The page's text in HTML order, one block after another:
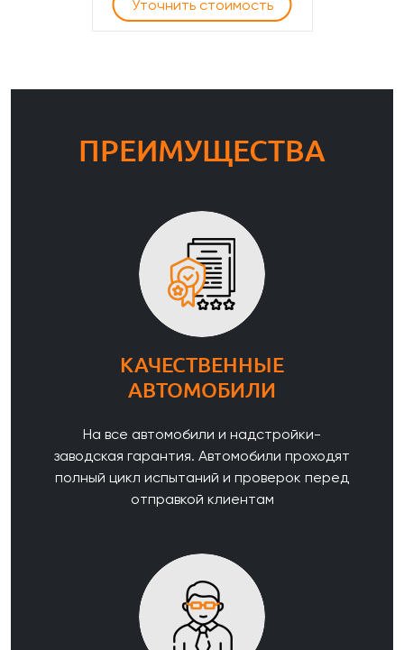
Уточнить стоимость
ПРЕИМУЩЕСТВА
КАЧЕСТВЕННЫЕ
АВТОМОБИЛИ
На все автомобили и надстройки-
заводская гарантия. Автомобили проходят
полный цикл испытаний и проверок перед
отправкой клиентам